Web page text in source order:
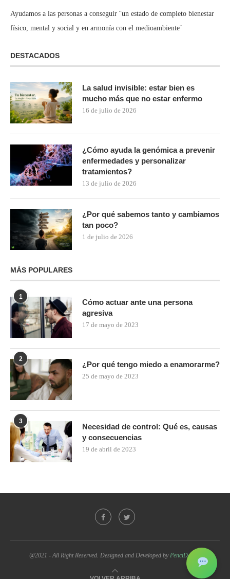
Ayudamos a las personas a conseguir ¨un estado de completo bienestar
físico, mental y social y en armonía con el medioambiente¨
DESTACADOS
La salud invisible: estar bien es
mucho más que no estar enfermo
16 de julio de 2026
¿Cómo ayuda la genómica a prevenir
enfermedades y personalizar
tratamientos?
13 de julio de 2026
¿Por qué sabemos tanto y cambiamos
tan poco?
1 de julio de 2026
MÁS POPULARES
1
Cómo actuar ante una persona
agresiva
17 de mayo de 2023
2
¿Por qué tengo miedo a enamorarme?
25 de mayo de 2023
3
Necesidad de control: Qué es, causas
y consecuencias
19 de abril de 2023
@2021 - All Right Reserved. Designed and Developed by PenciDesign